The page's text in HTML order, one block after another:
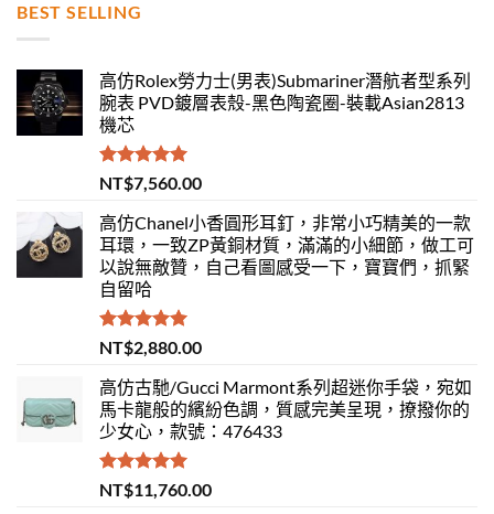
BEST SELLING
高仿Rolex勞力士(男表)Submariner潛航者型系列
腕表 PVD鍍層表殼-黑色陶瓷圈-裝載Asian2813
機芯
評分 5.00
滿分 5
NT$7,560.00
高仿Chanel小香圓形耳釘，非常小巧精美的一款
耳環，一致ZP黃銅材質，滿滿的小細節，做工可
以說無敵贊，自己看圖感受一下，寶寶們，抓緊
自留哈
評分 5.00
滿分 5
NT$2,880.00
高仿古馳/Gucci Marmont系列超迷你手袋，宛如
馬卡龍般的繽紛色調，質感完美呈現，撩撥你的
少女心，款號：476433
評分5.00
滿分 5
NT$11,760.00